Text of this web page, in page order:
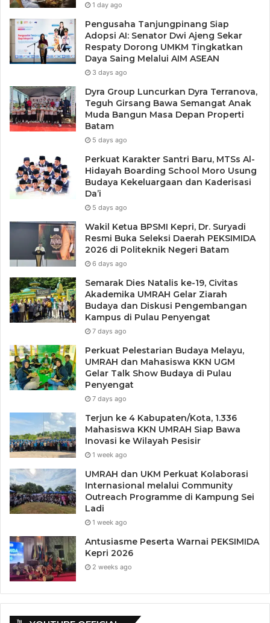
1 day ago
Pengusaha Tanjungpinang Siap
Adopsi AI: Senator Dwi Ajeng Sekar
Respaty Dorong UMKM Tingkatkan
Daya Saing Melalui AIM ASEAN
3 days ago
Dyra Group Luncurkan Dyra Terranova,
Teguh Girsang Bawa Semangat Anak
Muda Bangun Masa Depan Properti
Batam
5 days ago
Perkuat Karakter Santri Baru, MTSs Al-
Hidayah Boarding School Moro Usung
Budaya Kekeluargaan dan Kaderisasi
Da’i
5 days ago
Wakil Ketua BPSMI Kepri, Dr. Suryadi
Resmi Buka Seleksi Daerah PEKSIMIDA
2026 di Politeknik Negeri Batam
6 days ago
Semarak Dies Natalis ke-19, Civitas
Akademika UMRAH Gelar Ziarah
Budaya dan Diskusi Pengembangan
Kampus di Pulau Penyengat
7 days ago
Perkuat Pelestarian Budaya Melayu,
UMRAH dan Mahasiswa KKN UGM
Gelar Talk Show Budaya di Pulau
Penyengat
7 days ago
Terjun ke 4 Kabupaten/Kota, 1.336
Mahasiswa KKN UMRAH Siap Bawa
Inovasi ke Wilayah Pesisir
1 week ago
UMRAH dan UKM Perkuat Kolaborasi
Internasional melalui Community
Outreach Programme di Kampung Sei
Ladi
1 week ago
Antusiasme Peserta Warnai PEKSIMIDA
Kepri 2026
2 weeks ago